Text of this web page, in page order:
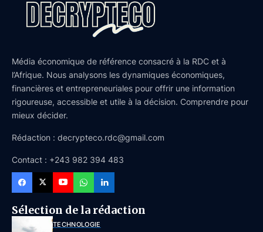
Média économique de référence consacré à la RDC et à
l’Afrique. Nous analysons les dynamiques économiques,
financières et entrepreneuriales pour offrir une information
rigoureuse, accessible et utile à la décision. Comprendre pour
mieux décider.
Rédaction : decrypteco.rdc@gmail.com
Contact : +243 982 394 483
Sélection de la rédaction
TECHNOLOGIE